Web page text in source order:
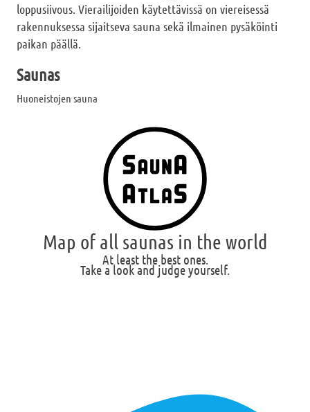
loppusiivous. Vierailijoiden käytettävissä on viereisessä
rakennuksessa sijaitseva sauna sekä ilmainen pysäköinti
paikan päällä.
Saunas
Huoneistojen sauna
Map of all saunas in the world
At least the best ones.
Take a look and judge yourself.